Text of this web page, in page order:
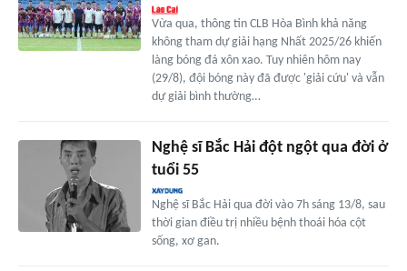
Vừa qua, thông tin CLB Hòa Bình khả năng
không tham dự giải hạng Nhất 2025/26 khiến
làng bóng đá xôn xao. Tuy nhiên hôm nay
(29/8), đội bóng này đã được 'giải cứu' và vẫn
dự giải bình thường…
Nghệ sĩ Bắc Hải đột ngột qua đời ở
tuổi 55
Nghệ sĩ Bắc Hải qua đời vào 7h sáng 13/8, sau
thời gian điều trị nhiều bệnh thoái hóa cột
sống, xơ gan.